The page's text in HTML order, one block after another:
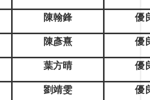
陳翰鋒 優
陳彥熹 優
葉方晴 優
劉靖雯 優